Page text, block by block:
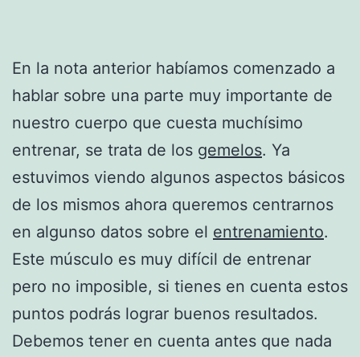
En la nota anterior habíamos comenzado a
hablar sobre una parte muy importante de
nuestro cuerpo que cuesta muchísimo
entrenar, se trata de los gemelos. Ya
estuvimos viendo algunos aspectos básicos
de los mismos ahora queremos centrarnos
en algunso datos sobre el entrenamiento.
Este músculo es muy difícil de entrenar
pero no imposible, si tienes en cuenta estos
puntos podrás lograr buenos resultados.
Debemos tener en cuenta antes que nada